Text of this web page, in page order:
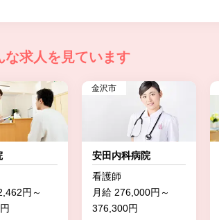
な求人を見ています
円～
金沢市
安田内科病院
看護師
月給 276,000円～
376,300円